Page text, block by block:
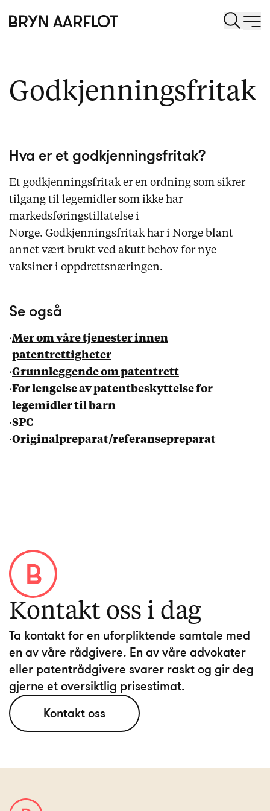
Godkjenningsfritak
Hva er et godkjenningsfritak?
Et godkjenningsfritak er en ordning som sikrer
tilgang til legemidler som ikke har
markedsføringstillatelse i
Norge. Godkjenningsfritak har i Norge blant
annet vært brukt ved akutt behov for nye
vaksiner i oppdrettsnæringen.
Se også
·Mer om våre tjenester innen
patentrettigheter
·Grunnleggende om patentrett
·For lengelse av patentbeskyttelse for
legemidler til barn
·SPC
·Originalpreparat/referansepreparat
Kontakt oss i dag
Ta kontakt for en uforpliktende samtale med
en av våre rådgivere. En av våre advokater
eller patentrådgivere svarer raskt og gir deg
Kontakt oss